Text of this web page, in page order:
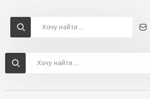
Доставка и оплата
Утеплитель Технониколь